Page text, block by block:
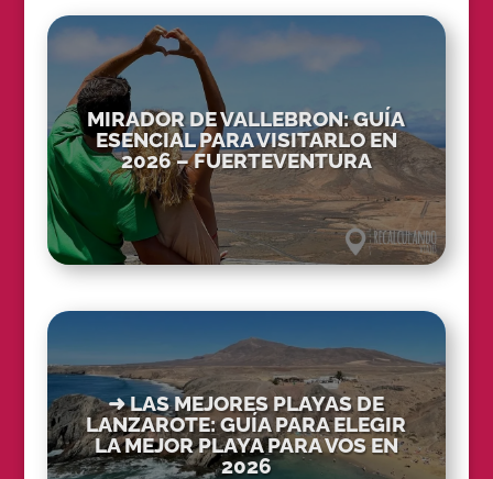
MIRADOR DE VALLEBRON: GUÍA
ESENCIAL PARA VISITARLO EN
2026 – FUERTEVENTURA
➜ LAS MEJORES PLAYAS DE
LANZAROTE: GUÍA PARA ELEGIR
LA MEJOR PLAYA PARA VOS EN
2026